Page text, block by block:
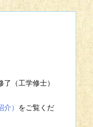
（工学修士）
） をご覧くだ